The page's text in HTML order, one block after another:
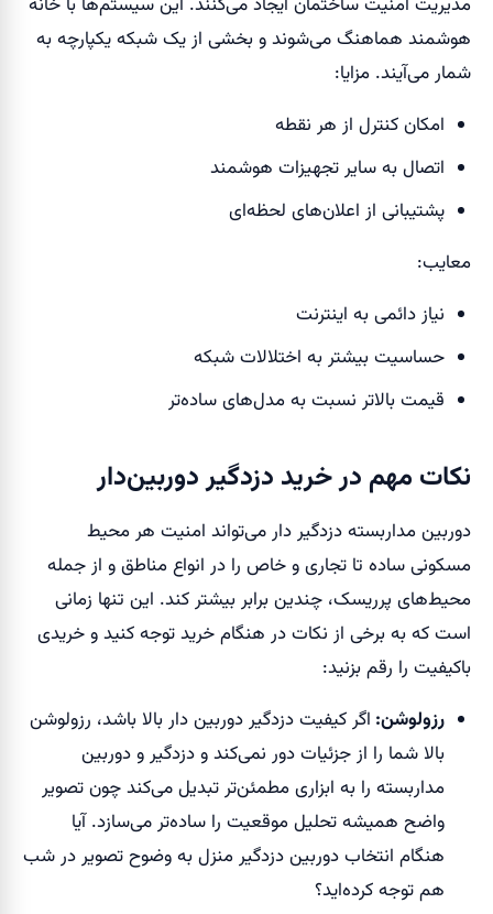
هوشمند هماهنگ می‌شوند و بخشی از یک شبکه یکپارچه به
شمار می‌آیند. مزایا:
امکان کنترل از هر نقطه
اتصال به سایر تجهیزات هوشمند
پشتیبانی از اعلان‌های لحظه‌ای
معایب:
نیاز دائمی به اینترنت
حساسیت بیشتر به اختلالات شبکه
قیمت بالاتر نسبت به مدل‌های ساده‌تر
نکات مهم در خرید دزدگیر دوربین‌دار
دوربین مداربسته دزدگیر دار می‌تواند امنیت هر محیط
مسکونی ساده تا تجاری و خاص را در انواع مناطق و از جمله
محیط‌های پرریسک، چندین برابر بیشتر کند. این تنها زمانی
است که به برخی از نکات در هنگام خرید توجه کنید و خریدی
باکیفیت را رقم بزنید:
رزولوشن: اگر کیفیت دزدگیر دوربین دار بالا باشد، رزولوشن
بالا شما را از جزئیات دور نمی‌کند و دزدگیر و دوربین
مداربسته را به ابزاری مطمئن‌تر تبدیل می‌کند چون تصویر
واضح همیشه تحلیل موقعیت را ساده‌تر می‌سازد. آیا
هنگام انتخاب دوربین دزدگیر منزل به وضوح تصویر در شب
هم توجه کرده‌اید؟